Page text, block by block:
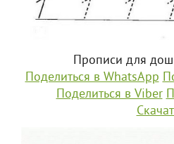
Прописи для
Поделиться в WhatsApp
Поделиться в Viber